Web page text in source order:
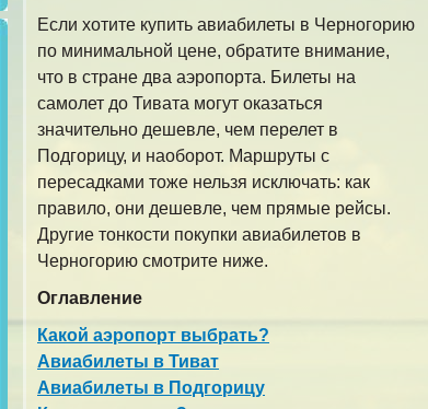
Если хотите купить авиабилеты в Черногорию
по минимальной цене, обратите внимание,
что в стране два аэропорта. Билеты на
самолет до Тивата могут оказаться
значительно дешевле, чем перелет в
Подгорицу, и наоборот. Маршруты с
пересадками тоже нельзя исключать: как
правило, они дешевле, чем прямые рейсы.
Другие тонкости покупки авиабилетов в
Черногорию смотрите ниже.
Оглавление
Какой аэропорт выбрать?
Авиабилеты в Тиват
Авиабилеты в Подгорицу